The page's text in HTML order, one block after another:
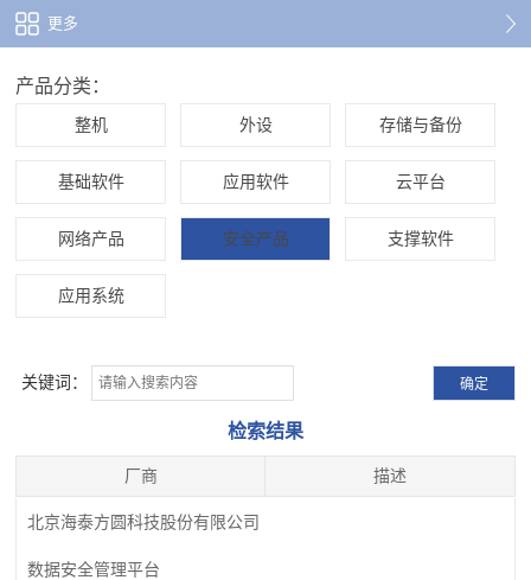
更多
检索结果
厂商 描述
产品分类：
整机 外设 存储与备份
基础软件 应用软件 云平台
网络产品 安全产品 支撑软件
应用系统
关键词：
北京海泰方圆科技股份有限公司
数据安全管理平台